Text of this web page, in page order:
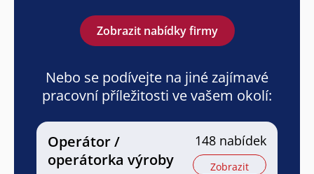
Zobrazit nabídky firmy
Nebo se podívejte na jiné zajímavé
pracovní příležitosti ve vašem okolí:
Operátor /
operátorka výroby
148 nabídek
Zobrazit